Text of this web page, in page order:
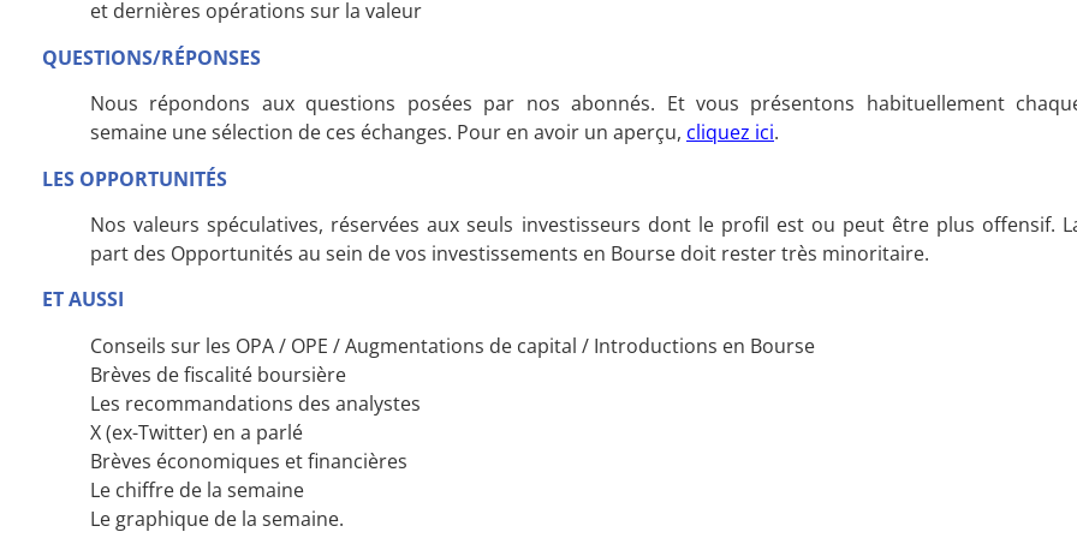
et dernières opérations sur la valeur
QUESTIONS/RÉPONSES
Nous répondons aux questions posées par nos abonnés. Et vous présentons habituellement
semaine une sélection de ces échanges. Pour en avoir un aperçu, cliquez ici.
LES OPPORTUNITÉS
Nos valeurs spéculatives, réservées aux seuls investisseurs dont le profil est ou peut être plus offensif.
part des Opportunités au sein de vos investissements en Bourse doit rester très minoritaire.
ET AUSSI
Conseils sur les OPA / OPE / Augmentations de capital / Introductions en Bourse
Brèves de fiscalité boursière
Les recommandations des analystes
X (ex-Twitter) en a parlé
Brèves économiques et financières
Le chiffre de la semaine
Le graphique de la semaine.